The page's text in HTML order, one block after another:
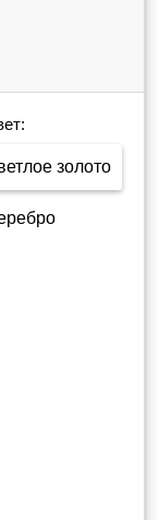
золото